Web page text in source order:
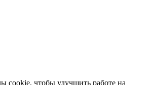
cookie, чтобы улучшить работe на